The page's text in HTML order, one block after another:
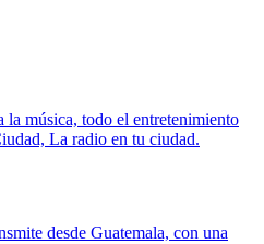
música, todo el entretenimiento
La radio en tu ciudad.
desde Guatemala, con una